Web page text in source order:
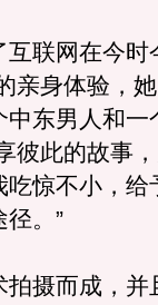
联网在今时
亲身体验，
东男人和一
彼此的故事
惊不小，给
。”
摄而成，并